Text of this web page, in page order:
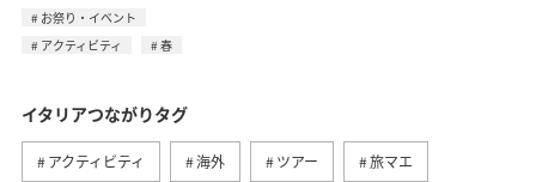
お祭り・イベント
アクティビティ
春
イタリアつながりタグ
アクティビティ 海外 ツアー 旅マエ